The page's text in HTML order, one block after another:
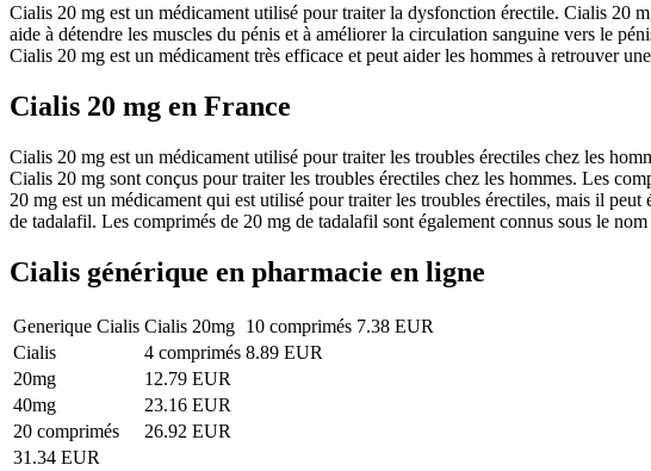
Cialis 20 mg est un médicament utilisé pour traiter la dysfonction érectile. Cialis 20
aide à détendre les muscles du pénis et à améliorer la circulation sanguine vers le
Cialis 20 mg est un médicament très efficace et peut aider les hommes à retrouver
Cialis 20 mg en France
Cialis 20 mg est un médicament utilisé pour traiter les troubles érectiles chez les
Cialis 20 mg sont conçus pour traiter les troubles érectiles chez les hommes. Les
20 mg est un médicament qui est utilisé pour traiter les troubles érectiles, mais il
de tadalafil. Les comprimés de 20 mg de tadalafil sont également connus sous le
Cialis générique en pharmacie en ligne
Generique Cialis Cialis 20mg 10 comprimés 7.38 EUR
Cialis
4 comprimés 8.89 EUR
20mg
12.79 EUR
40mg
23.16 EUR
20 comprimés
26.92 EUR
31.34 EUR